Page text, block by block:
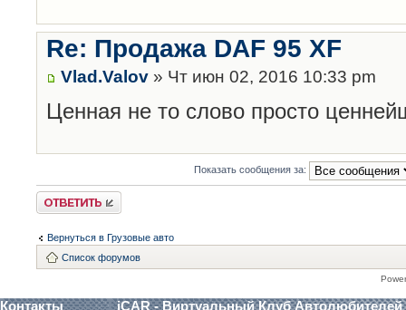
Re: Продажа DAF 95 XF
Vlad.Valov » Чт июн 02, 2016 10:33 pm
Ценная не то слово просто
Показать сообщения за:
Ответить
Вернуться в Грузовые авто
Список форумов
Контакты iCAR - Виртуальный Клуб Автолюбителей